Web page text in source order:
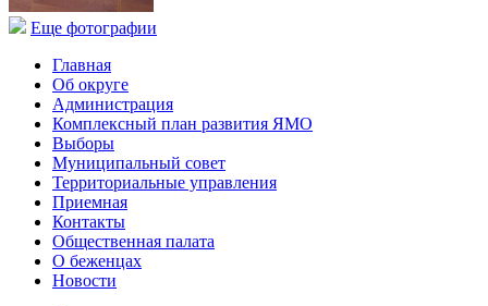
Еще фотографии
Главная
Об округе
Администрация
Комплексный план развития ЯМО
Выборы
Муниципальный совет
Территориальные управления
Приемная
Контакты
Общественная палата
О беженцах
Новости